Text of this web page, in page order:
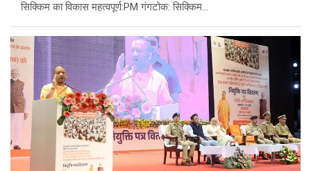
सिक्किम का विकास महत्वपूर्ण:PM गंगटोक: सिक्किम…